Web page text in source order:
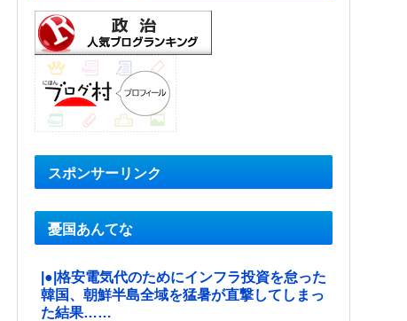
スポンサーリンク
憂国あんてな
|●|格安電気代のためにインフラ投資を怠った
韓国、朝鮮半島全域を猛暑が直撃してしまっ
た結果……